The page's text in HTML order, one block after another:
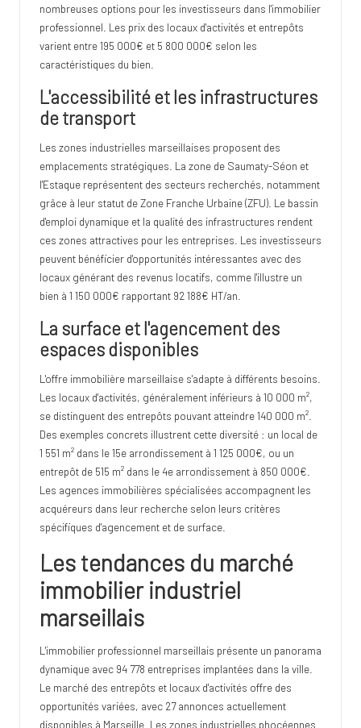
nombreuses options pour les investisseurs dans l'immobilier
professionnel. Les prix des locaux d'activités et entrepôts
varient entre 195 000€ et 5 800 000€ selon les
caractéristiques du bien.
L'accessibilité et les infrastructures
de transport
Les zones industrielles marseillaises proposent des
emplacements stratégiques. La zone de Saumaty-Séon et
l'Estaque représentent des secteurs recherchés, notamment
grâce à leur statut de Zone Franche Urbaine (ZFU). Le bassin
d'emploi dynamique et la qualité des infrastructures rendent
ces zones attractives pour les entreprises. Les investisseurs
peuvent bénéficier d'opportunités intéressantes avec des
locaux générant des revenus locatifs, comme l'illustre un
bien à 1 150 000€ rapportant 92 188€ HT/an.
La surface et l'agencement des
espaces disponibles
L'offre immobilière marseillaise s'adapte à différents besoins.
Les locaux d'activités, généralement inférieurs à 10 000 m²,
se distinguent des entrepôts pouvant atteindre 140 000 m².
Des exemples concrets illustrent cette diversité : un local de
1 551 m² dans le 15e arrondissement à 1 125 000€, ou un
entrepôt de 515 m² dans le 4e arrondissement à 850 000€.
Les agences immobilières spécialisées accompagnent les
acquéreurs dans leur recherche selon leurs critères
spécifiques d'agencement et de surface.
Les tendances du marché
immobilier industriel
marseillais
L'immobilier professionnel marseillais présente un panorama
dynamique avec 94 778 entreprises implantées dans la ville.
Le marché des entrepôts et locaux d'activités offre des
opportunités variées, avec 27 annonces actuellement
disponibles à Marseille. Les zones industrielles phocéennes